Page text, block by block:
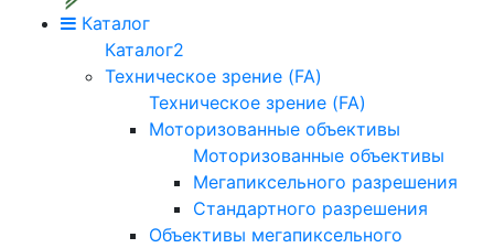
Каталог
Каталог2
Техническое зрение (FA)
Техническое зрение (FA)
Моторизованные объективы
Моторизованные объективы
Мегапиксельного разрешения
Стандартного разрешения
Объективы мегапиксельного